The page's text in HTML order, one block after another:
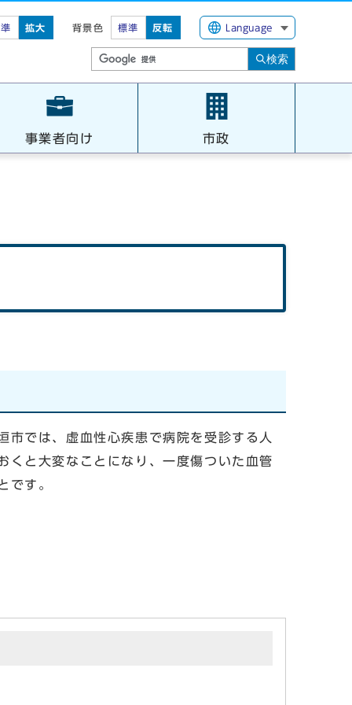
拡大 背景色 標準 反転 Language
検索
事業者向け 市政
では、虚血性心疾患で病院を受診する人
くと大変なことになり、一度傷ついた血管
です。